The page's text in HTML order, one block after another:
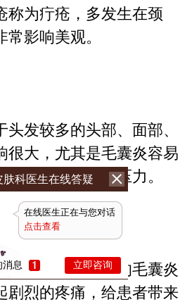
称为疔疮，多发生在颈
影响美观。
发较多的头部、面部、
很大，尤其是毛囊炎容易
来很大的心理压力。
状是痒，头上的毛囊炎
剧烈的疼痛，给患者带来
肤科医生在线答疑
在线医生正在与您对话
点击查看
息 立即咨询